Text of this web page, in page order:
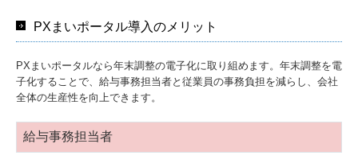
PXまいポータル導入のメリット
PXまいポータルなら年末調整の電子化に取り組めます。年末調整を電
子化することで、給与事務担当者と従業員の事務負担を減らし、会社
全体の生産性を向上できます。
給与事務担当者